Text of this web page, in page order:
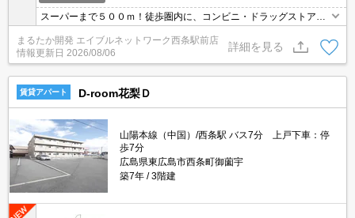
スーパーまで５００ｍ！徒歩圏内に、コンビニ・ドラッグストア・
飲食店などの生活施設が揃い、初めて東広島にお住まいの方も安心
の住環境♪２号線・３７５号線にアクセスしやすい立地にあり各方面
への移動も便利！ＳＥＣＯＭ対応・防犯ガラス・オートロック付き
などセキュリティ対策ばっちりの２ＬＤＫ！築浅で最新設備も充実
しています♪
まるたか開発 エイブルネットワーク西条駅前店
情報更新日 2026/08/06
詳細を見る
賃貸アパート D-room花梨Ｄ
山陽本線（中国）/西条駅 バス7分 上戸下車：停
歩7分
広島県東広島市西条町御薗宇
築7年
3階建